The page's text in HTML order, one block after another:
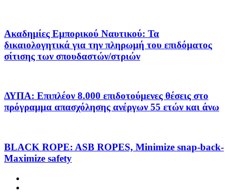
Ακαδημίες Εμπορικού Ναυτικού: Τα
δικαιολογητικά για την πληρωμή του επιδόματος
σίτισης των σπουδαστών/στριών
ΔΥΠΑ: Επιπλέον 8.000 επιδοτούμενες θέσεις στο
πρόγραμμα απασχόλησης ανέργων 55 ετών και άνω
BLACK ROPE: ASB ROPES, Minimize snap-back-
Maximize safety